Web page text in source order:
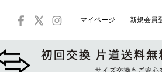
マイページ 新規会員